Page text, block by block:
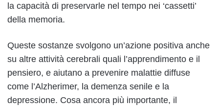
la capacità di preservarle nel tempo nei ‘cassetti’
della memoria.
Queste sostanze svolgono un’azione positiva anche
su altre attività cerebrali quali l’apprendimento e il
pensiero, e aiutano a prevenire malattie diffuse
come l’Alzherimer, la demenza senile e la
depressione. Cosa ancora più importante, il